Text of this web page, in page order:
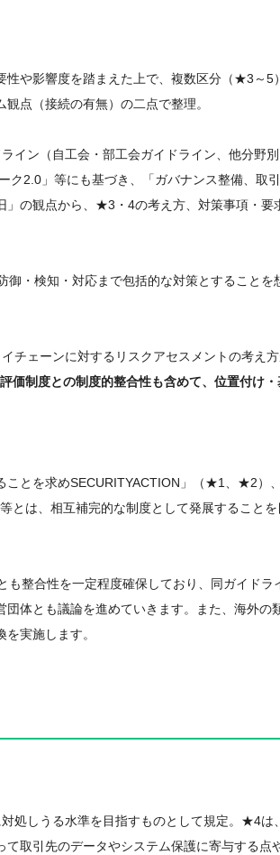
性や影響度を踏まえた上で、複数区分（★3～5
点（接続の有無）の二点で整理。
イン（自工会・部工会ガイドライン、他分野
2.0」等にも基づき、「ガバナンス整備、取
の観点から、★3・4の考え方、対策事項・要
・検知・対応まで包括的な対策とすることを
チェーンに対するリスクアセスメントの考え
制度との制度的整合性も含めて、位置付け・
ことを求めSECURITYACTION」（★1、★2）
とは、相互補完的な制度として発展することを
整合性を一定程度確保しており、同ガイドラ
体とも議論を進めていきます。また、海外の
実施します。
処しうる水準を目指すものとして規定。★4は
取引先のデータやシステム保護に寄与する点や